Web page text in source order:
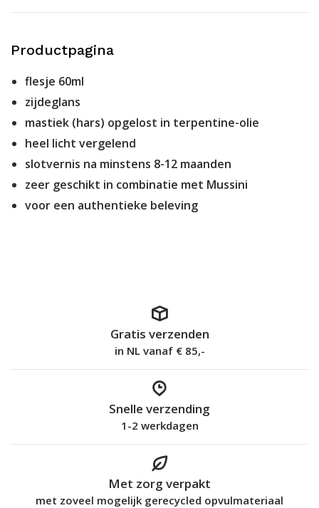
Productpagina
flesje 60ml
zijdeglans
mastiek (hars) opgelost in terpentine-olie
heel licht vergelend
slotvernis na minstens 8-12 maanden
zeer geschikt in combinatie met Mussini
voor een authentieke beleving
Gratis verzenden
in NL vanaf € 85,-
Snelle verzending
1-2 werkdagen
Met zorg verpakt
met zoveel mogelijk gerecycled opvulmateriaal